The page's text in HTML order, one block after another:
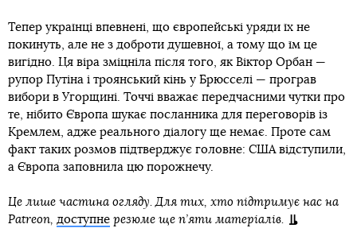
Тепер українці впевнені, що європейські уряди їх не
покинуть, але не з доброти душевної, а тому що їм це
вигідно. Ця віра зміцніла після того, як Віктор Орбан —
рупор Путіна і троянський кінь у Брюсселі — програв
вибори в Угорщині. Точчі вважає передчасними чутки про
те, нібито Європа шукає посланника для переговорів із
Кремлем, адже реального діалогу ще немає. Проте сам
факт таких розмов підтверджує головне: США відступили,
а Європа заповнила цю порожнечу.
Це лише частина огляду. Для тих, хто підтримує нас на
Patreon, доступне резюме ще п’яти матеріалів.